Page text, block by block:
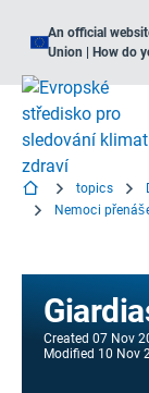
An official
Union | How do
topics
Nemoci
Created 07 Nov
Modified 10 Nov